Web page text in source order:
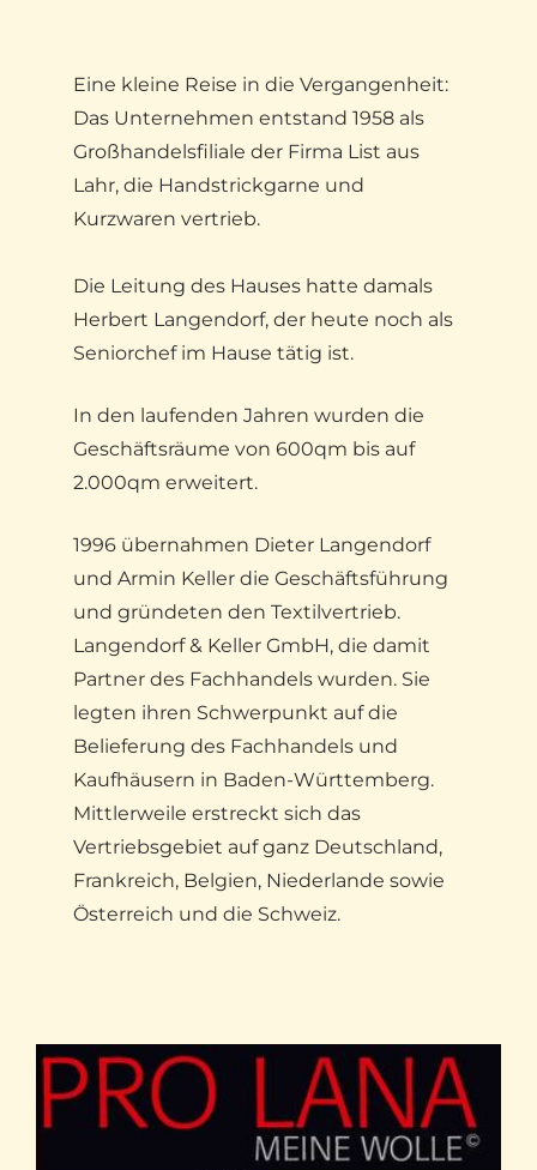
Eine kleine Reise in die Vergangenheit:
Das Unternehmen entstand 1958 als
Großhandelsfiliale der Firma List aus
Lahr, die Handstrickgarne und
Kurzwaren vertrieb.
Die Leitung des Hauses hatte damals
Herbert Langendorf, der heute noch als
Seniorchef im Hause tätig ist.
In den laufenden Jahren wurden die
Geschäftsräume von 600qm bis auf
2.000qm erweitert.
1996 übernahmen Dieter Langendorf
und Armin Keller die Geschäftsführung
und gründeten den Textilvertrieb.
Langendorf & Keller GmbH, die damit
Partner des Fachhandels wurden. Sie
legten ihren Schwerpunkt auf die
Belieferung des Fachhandels und
Kaufhäusern in Baden-Württemberg.
Mittlerweile erstreckt sich das
Vertriebsgebiet auf ganz Deutschland,
Frankreich, Belgien, Niederlande sowie
Österreich und die Schweiz.